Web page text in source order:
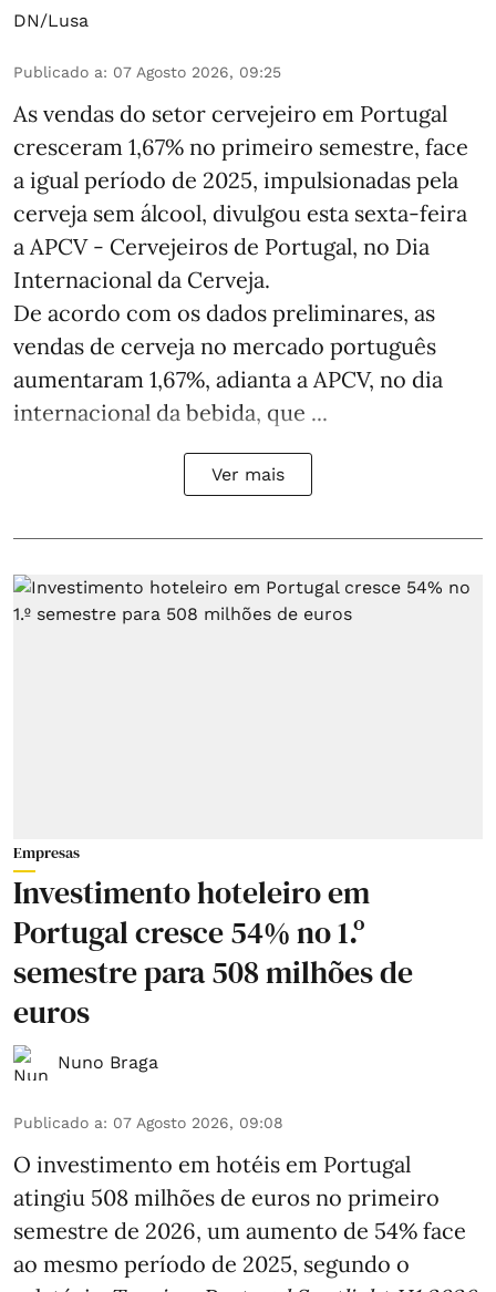
DN/Lusa
Publicado a: 07 Agosto 2026, 09:25
As vendas do setor cervejeiro em Portugal
cresceram 1,67% no primeiro semestre, face
a igual período de 2025, impulsionadas pela
cerveja sem álcool, divulgou esta sexta-feira
a APCV - Cervejeiros de Portugal, no Dia
Internacional da Cerveja.
De acordo com os dados preliminares, as
vendas de cerveja no mercado português
aumentaram 1,67%, adianta a APCV, no dia
internacional da bebida, que ...
Ver mais
Empresas
Investimento hoteleiro em
Portugal cresce 54% no 1.º
semestre para 508 milhões de
euros
Nuno Braga
Publicado a: 07 Agosto 2026, 09:08
O investimento em hotéis em Portugal
atingiu 508 milhões de euros no primeiro
semestre de 2026, um aumento de 54% face
ao mesmo período de 2025, segundo o